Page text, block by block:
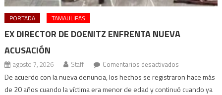
PORTADA TAMAULIPAS
EX DIRECTOR DE DOENITZ ENFRENTA NUEVA
ACUSACIÓN
agosto 7, 2026 Staff Comentarios desactivadosen
Ex
director
De acuerdo con la nueva denuncia, los hechos se registraron hace más
de 20 años cuando la víctima era menor de edad y continuó cuando ya